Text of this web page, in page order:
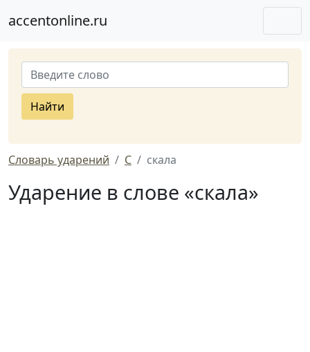
accentonline.ru
Найти
Словарь ударений С скала
Ударение в слове «скала»